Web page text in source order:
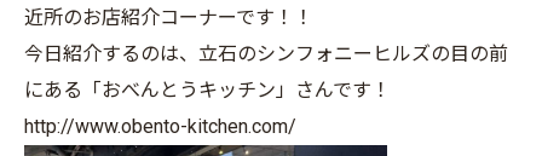
近所のお店紹介コーナーです！！
今日紹介するのは、立石のシンフォニーヒルズの目の前
にある「おべんとうキッチン」さんです！
http://www.obento-kitchen.com/